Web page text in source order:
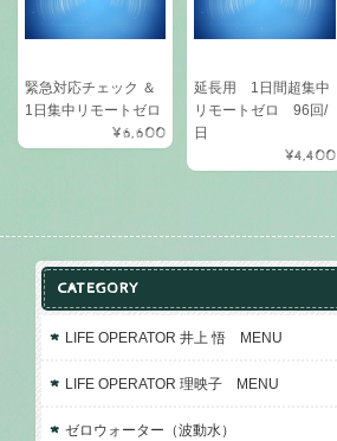
緊急対応チェック ＆
1日集中リモートゼロ
¥6,600
延長用 1日間超集中
リモートゼロ 96回/
日
¥4,400
CATEGORY
LIFE OPERATOR 井上 悟 MENU
LIFE OPERATOR 理映子 MENU
ゼロウォーター（波動水）